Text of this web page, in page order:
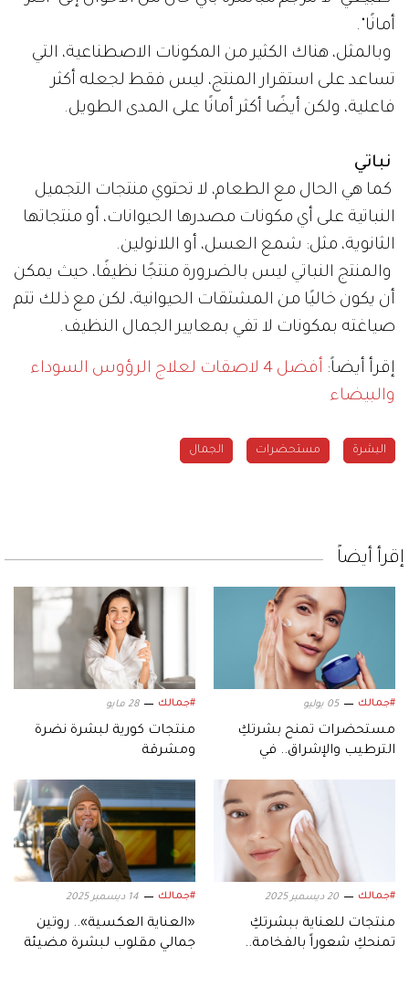
أمانًا".
وبالمثل، هناك الكثير من المكونات الاصطناعية، التي
تساعد على استقرار المنتج، ليس فقط لجعله أكثر
فاعلية، ولكن أيضًا أكثر أمانًا على المدى الطويل.
نباتي
كما هي الحال مع الطعام، لا تحتوي منتجات التجميل
النباتية على أي مكونات مصدرها الحيوانات، أو منتجاتها
الثانوية، مثل: شمع العسل، أو اللانولين.
والمنتج النباتي ليس بالضرورة منتجًا نظيفًا، حيث يمكن
أن يكون خاليًا من المشتقات الحيوانية، لكن مع ذلك تتم
صياغته بمكونات لا تفي بمعايير الجمال النظيف.
إقرأ أيضاً:
أفضل 4 لاصقات لعلاج الرؤوس السوداء
والبيضاء
البشرة مستحضرات الجمال
إقرأ أيضاً
#جمالك 05 يوليو
مستحضرات تمنح بشرتكِ
الترطيب والإشراق.. في
#جمالك 28 مايو
منتجات كورية لبشرة نضرة
ومشرقة
#جمالك 20 ديسمبر 2025
منتجات للعناية ببشرتكِ
تمنحكِ شعوراً بالفخامة..
#جمالك 14 ديسمبر 2025
«العناية العكسية».. روتين
جمالي مقلوب لبشرة مضيئة